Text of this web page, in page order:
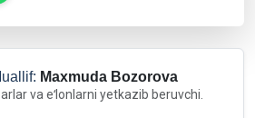
Maxmuda Bozorova
va eʻlonlarni yetkazib beruvchi.